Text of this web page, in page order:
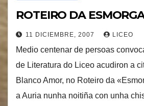
ROTEIRO DA
11 DICIEMBRE, 2007 LICEO
Medio centenar de persoas
de Literatura do Liceo acudiron a
Blanco Amor, no Roteiro da
a Auria nunha noitiña con unha